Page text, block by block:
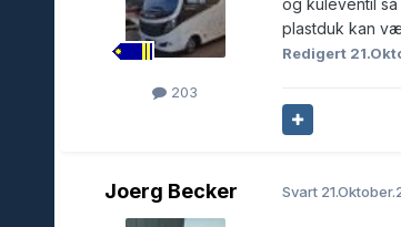
203
og kuleventil
plastduk kan
Redigert
Joerg Becker Svart